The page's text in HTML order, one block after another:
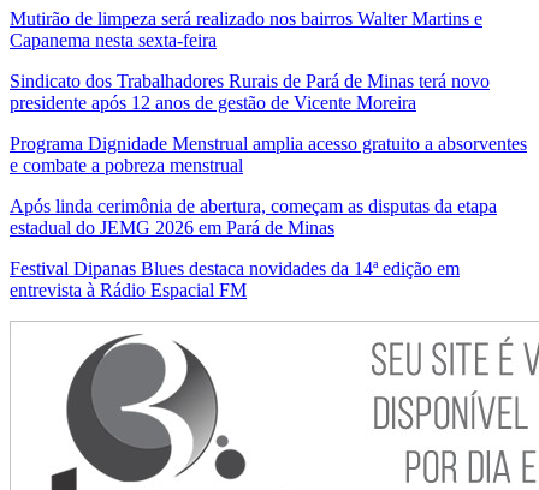
Mutirão de limpeza será realizado nos bairros Walter Martins e
Capanema nesta sexta-feira
Sindicato dos Trabalhadores Rurais de Pará de Minas terá novo
presidente após 12 anos de gestão de Vicente Moreira
Programa Dignidade Menstrual amplia acesso gratuito a absorventes
e combate a pobreza menstrual
Após linda cerimônia de abertura, começam as disputas da etapa
estadual do JEMG 2026 em Pará de Minas
Festival Dipanas Blues destaca novidades da 14ª edição em
entrevista à Rádio Espacial FM